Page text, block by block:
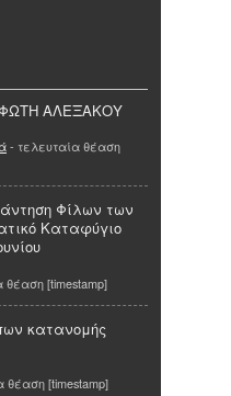
ΑΛΕΞΑΚΟΥ
- τελευταία θέαση
Φίλων των
Καταφύγιο
θέαση [timestamp]
κατανομής
θέαση [timestamp]